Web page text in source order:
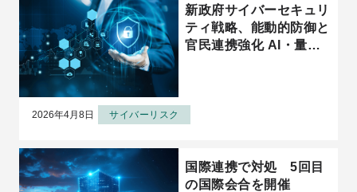
新政府サイバーセキュリ
ティ戦略、能動的防御と
官民連携強化 AI・量子
2026年4月8日 サイバーリスク
国際連携で対処 5回目
の国際会合を開催